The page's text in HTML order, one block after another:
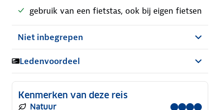
gebruik van een fietstas, ook bij eigen fietsen
Niet inbegrepen
Ledenvoordeel
Kenmerken van deze reis
Natuur